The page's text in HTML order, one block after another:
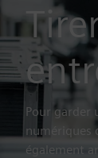
Pour garder
numériques
également